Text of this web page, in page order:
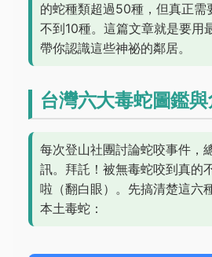
的蛇種類超過50種，但真正需
不到10種。這篇文章就是要用
帶你認識這些神祕的鄰居。
台灣六大毒蛇圖鑑
每次登山社團討論蛇咬事件，
訊。拜託！被無毒蛇咬到真的
啦（翻白眼）。先搞清楚這六
本土毒蛇：